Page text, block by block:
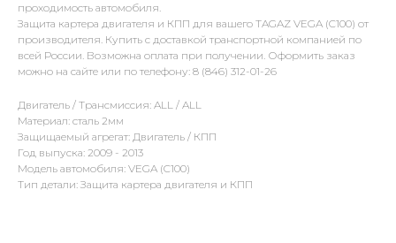
проходимость автомобиля.
Защита картера двигателя и КПП для вашего TAGAZ VEGA (C100) от
производителя. Купить с доставкой транспортной компанией по
всей России. Возможна оплата при получении. Оформить заказ
можно на сайте или по телефону: 8 (846) 312-01-26
Двигатель / Трансмиссия: ALL / ALL
Материал: сталь 2мм
Защищаемый агрегат: Двигатель / КПП
Год выпуска: 2009 - 2013
Модель автомобиля: VEGA (C100)
Тип детали: Защита картера двигателя и КПП